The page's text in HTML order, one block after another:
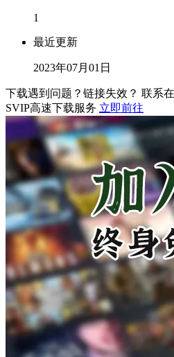
1
最近更新
2023年07月01日
下载遇到问题？链接失效？ 联系
SVIP高速下载服务 立即前往